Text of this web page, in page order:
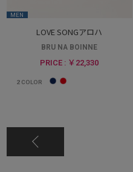
MEN
LOVE SONGアロハ
BRU NA BOINNE
PRICE : ￥22,330
2 COLOR